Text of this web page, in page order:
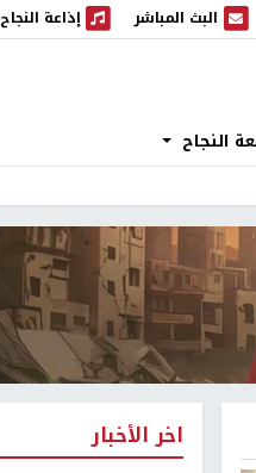
البث المباشر
البث المباشر إذاعة النجاح
إذاعة النجاح
النجاح
اخر الأخبار